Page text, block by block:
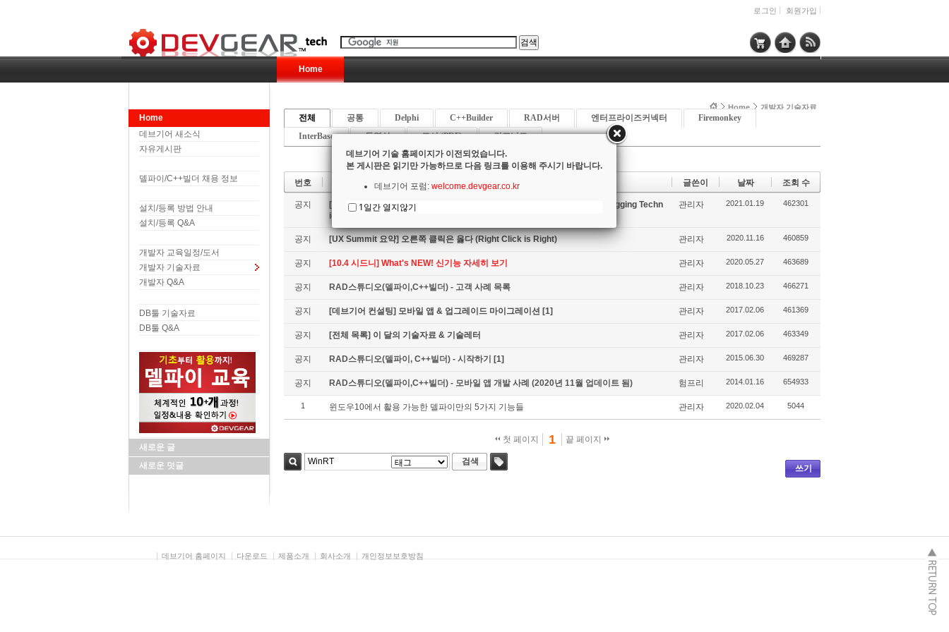
로그인 회원가입
Home
Home
데브기어 새소식
자유게시판
델파이/C++빌더 채용 정보
설치/등록 방법 안내
설치/등록 Q&A
개발자 교육일정/도서
개발자 기술자료
개발자 Q&A
DB툴 기술자료
DB툴 Q&A
새로운 글
새로운 덧글
Home 개발자 기술자료
전체 공통 Delphi C++Builder RAD서버 엔터프라이즈커넥터
Firemonkey
InterBase
동영상 도서 (PDF) 컴포넌트
번호 제목 글쓴이 날짜 조회 수
공지
[DelphiCon 요약] 코드사이트 로깅 실전 활용 기법 (Real-world CodeSite Logging Techn
iques)
관리자 2021.01.19 462301
공지 [UX Summit 요약] 오른쪽 클릭은 옳다 (Right Click is Right) 관리자 2020.11.16 460859
공지 [10.4 시드니] What's NEW! 신기능 자세히 보기 관리자 2020.05.27 463689
공지 RAD스튜디오(델파이,C++빌더) - 고객 사례 목록 관리자 2018.10.23 466271
공지 [데브기어 컨설팅] 모바일 앱 & 업그레이드 마이그레이션 [1] 관리자 2017.02.06 461369
공지 [전체 목록] 이 달의 기술자료 & 기술레터 관리자 2017.02.06 463349
공지 RAD스튜디오(델파이, C++빌더) - 시작하기 [1] 관리자 2015.06.30 469287
공지 RAD스튜디오(델파이,C++빌더) - 모바일 앱 개발 사례 (2020년 11월 업데이트 됨) 험프리 2014.01.16 654933
1 윈도우10에서 활용 가능한 델파이만의 5가지 기능들 관리자 2020.02.04 5044
첫 페이지 1 끝 페이지
쓰기
검색
데브기어 홈페이지 다운로드 제품소개 회사소개 개인정보보호방침
데브기어 기술 홈페이지가 이전되었습니다.
본 게시판은 읽기만 가능하므로 다음 링크를 이용해 주시기 바랍니다.
데브기어 포럼: welcome.devgear.co.kr
1일간 열지않기